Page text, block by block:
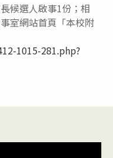
候選人啟事1份；相
室網站首頁「本校附
1015-281.php?